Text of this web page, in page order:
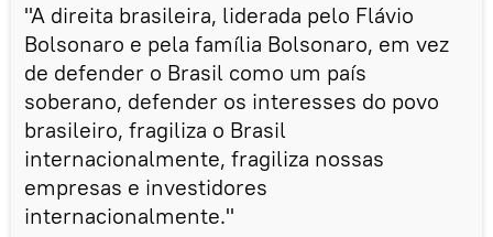
"A direita brasileira, liderada pelo Flávio
Bolsonaro e pela família Bolsonaro, em vez
de defender o Brasil como um país
soberano, defender os interesses do povo
brasileiro, fragiliza o Brasil
internacionalmente, fragiliza nossas
empresas e investidores
internacionalmente."